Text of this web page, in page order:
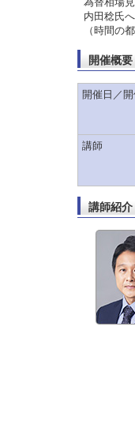
内田稔氏
（時間の
開催概要
開催日／
講師
講師紹介